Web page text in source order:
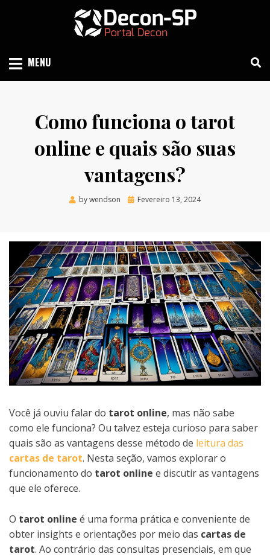
MENU
Como funciona o tarot
online e quais são suas
vantagens?
bywendson
Posted
Fevereiro 13, 2024
Você já ouviu falar do tarot online, mas não sabe
como ele funciona? Ou talvez esteja curioso para saber
quais são as vantagens desse método de leitura das
cartas de tarot. Nesta seção, vamos explorar o
funcionamento do tarot online e discutir as vantagens
que ele oferece.
O tarot online é uma forma prática e conveniente de
obter insights e orientações por meio das cartas de
tarot. Ao contrário das consultas presenciais, em que